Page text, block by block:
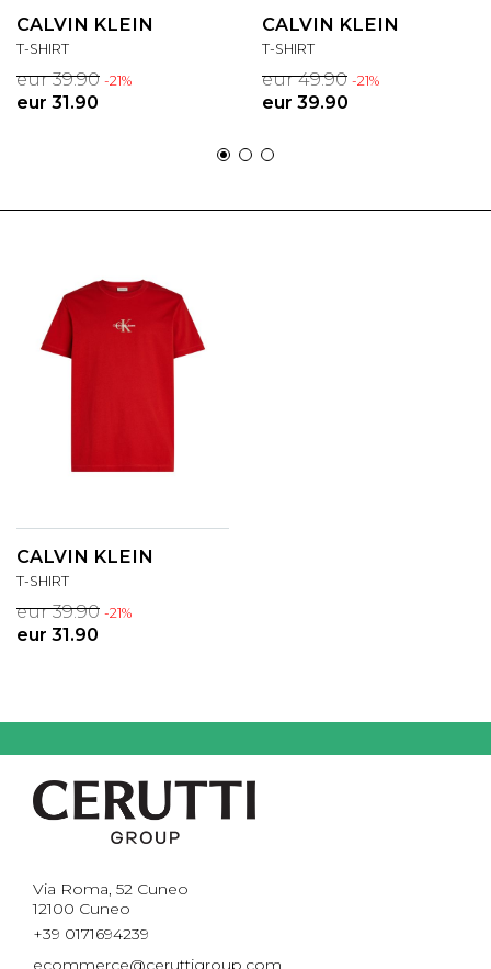
CALVIN KLEIN
T-SHIRT
eur 39.90 -21%
eur 31.90
CALVIN KLEIN
T-SHIRT
eur 49.90 -21%
eur 39.90
CALVIN KLEIN
T-SHIRT
eur 39.90 -21%
eur 31.90
Via Roma, 52 Cuneo
12100 Cuneo
+39 0171694239